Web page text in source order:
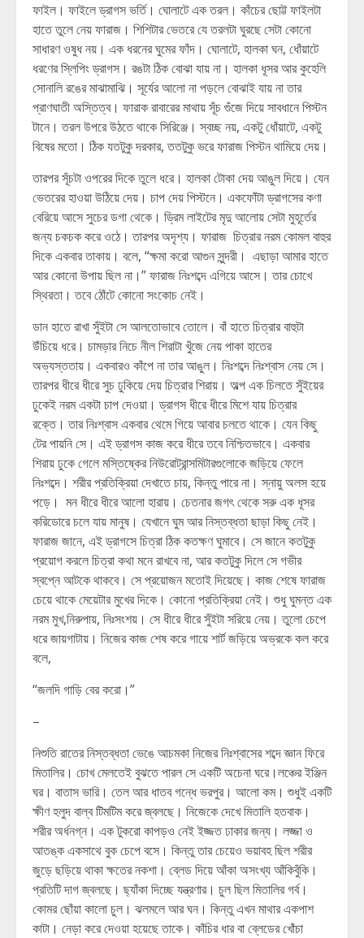
ফাইল। ফাইলে ড্রাগস ভর্তি। ঘোলাটে এক তরল। কাঁচের ছোট্ট ফাইলটা
হাতে তুলে নেয় ফারাজ। শিশিটার ভেতরে যে তরলটা ঘুরছে সেটা কোনো
সাধারণ ওষুধ নয়। এক ধরনের ঘুমের ফাঁদ। ঘোলাটে, হালকা ঘন, ধোঁয়াটে
ধরণের স্লিপিং ড্রাগস। রঙটা ঠিক বোঝা যায় না। হালকা ধূসর আর কুহেলি
সোনালি রঙের মাঝামাঝি। সূর্যের আলো না পড়লে বোঝাই যায় না তার
প্রাণঘাতী অস্তিত্ব। ফারাক রাবারের মাথায় সূঁচ গুঁজে দিয়ে সাবধানে পিস্টন
টানে। তরল উপরে উঠতে থাকে সিরিঞ্জে। স্বচ্ছ নয়, একটু ধোঁয়াটে, একটু
বিষের মতো। ঠিক যতটুকু দরকার, ততটুকু ভরে ফারাজ পিস্টন থামিয়ে দেয়।
তারপর সূঁচটা ওপরের দিকে তুলে ধরে। হালকা টোকা দেয় আঙুল দিয়ে। যেন
ভেতরের হাওয়া উঠিয়ে দেয়। চাপ দেয় পিস্টনে। একফোঁটা ড্রাগসের কণা
বেরিয়ে আসে সুচের ডগা থেকে। ড্রিম লাইটের মৃদু আলোয় সেটা মুহূর্তের
জন্য চকচক করে ওঠে। তারপর অদৃশ্য। ফারাজ চিত্রার নরম কোমল বাহুর
দিকে একবার তাকায়। বলে, “ক্ষমা করো আগুন সুন্দরী। এছাড়া আমার হাতে
আর কোনো উপায় ছিল না।” ফারাজ নিঃশব্দে এগিয়ে আসে। তার চোখে
স্থিরতা। তবে ঠোঁটে কোনো সংকোচ নেই।
ডান হাতে রাখা সুঁইটা সে আলতোভাবে তোলে। বাঁ হাতে চিত্রার বাহুটা
উঁচিয়ে ধরে। চামড়ার নিচে নীল শিরাটা খুঁজে নেয় পাকা হাতের
অভ্যস্ততায়। একবারও কাঁপে না তার আঙুল। নিঃশব্দে নিঃশ্বাস নেয় সে।
তারপর ধীরে ধীরে সুচ ঢুকিয়ে দেয় চিত্রার শিরায়। অল্প এক চিলতে সুঁইয়ের
ঢুকেই নরম একটা চাপ দেওয়া। ড্রাগস ধীরে ধীরে মিশে যায় চিত্রার
রক্তে। তার নিঃশ্বাস একবার থেমে গিয়ে আবার চলতে থাকে। যেন কিছু
টের পায়নি সে। এই ড্রাগস কাজ করে ধীরে তবে নিশ্চিতভাবে। একবার
শিরায় ঢুকে গেলে মস্তিষ্কের নিউরোট্রান্সমিটারগুলোকে জড়িয়ে ফেলে
নিঃশব্দে। শরীর প্রতিক্রিয়া দেখাতে চায়, কিন্তু পারে না। স্নায়ু অলস হয়ে
পড়ে। মন ধীরে ধীরে আলো হারায়। চেতনার জগৎ থেকে সরু এক ধূসর
করিডোরে চলে যায় মানুষ। যেখানে ঘুম আর নিস্তব্ধতা ছাড়া কিছু নেই।
ফারাজ জানে, এই ড্রাগসে চিত্রা ঠিক কতক্ষণ ঘুমাবে। সে জানে কতটুকু
প্রয়োগ করলে চিত্রা কথা মনে রাখবে না, আর কতটুকু দিলে সে গভীর
স্বপ্নে আটকে থাকবে। সে প্রয়োজন মতোই দিয়েছে। কাজ শেষে ফারাজ
চেয়ে থাকে মেয়েটার মুখের দিকে। কোনো প্রতিক্রিয়া নেই। শুধু ঘুমন্ত এক
নরম মুখ,নিরুপায়, নিঃসংশয়। সে ধীরে ধীরে সুঁইটা সরিয়ে নেয়। তুলো চেপে
ধরে জায়গাটায়। নিজের কাজ শেষ করে গায়ে শার্ট জড়িয়ে অভ্রকে কল করে
বলে,
“জলদি গাড়ি বের করো।”
–
নিশুতি রাতের নিস্তব্ধতা ভেঙে আচমকা নিজের নিঃশ্বাসের শব্দে জ্ঞান ফিরে
মিতালির। চোখ মেলতেই বুঝতে পারল সে একটি অচেনা ঘরে।লঞ্চের ইঞ্জিন
ঘর। বাতাস ভারি। তেল আর ধাতব গন্ধে ভরপুর। আলো কম। শুধুই একটি
ক্ষীণ হলুদ বাল্ব টিমটিম করে জ্বলছে। নিজেকে দেখে মিতালি হতবাক।
শরীর অর্ধনগ্ন। এক টুকরো কাপড়ও নেই ইজ্জত ঢাকার জন্য। লজ্জা ও
আতঙ্ক একসাথে বুক চেপে বসে। কিন্তু তার চেয়েও ভয়াবহ ছিল শরীর
জুড়ে ছড়িয়ে থাকা ক্ষতের নকশা। ব্লেড দিয়ে আঁকা অসংখ্য আঁকিবুঁকি।
প্রতিটি দাগ জ্বলছে। ছ্যাঁকা দিচ্ছে যন্ত্রণার। চুল ছিল মিতালির গর্ব।
কোমর ছোঁয়া কালো চুল। ঝলমলে আর ঘন। কিন্তু এখন মাথার একপাশ
কাটা। নেড়া করে দেওয়া হয়েছে তাকে। কাঁচির ধার বা ব্লেডের খোঁচা